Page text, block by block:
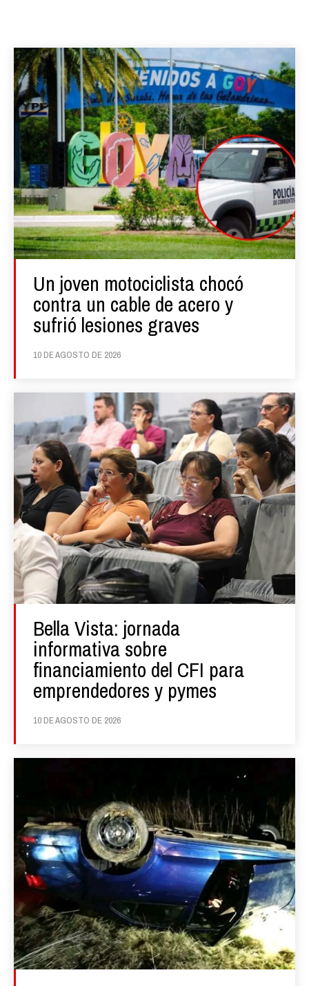
Un joven motociclista chocó
contra un cable de acero y
sufrió lesiones graves
10 DE AGOSTO DE 2026
Bella Vista: jornada
informativa sobre
financiamiento del CFI para
emprendedores y pymes
10 DE AGOSTO DE 2026